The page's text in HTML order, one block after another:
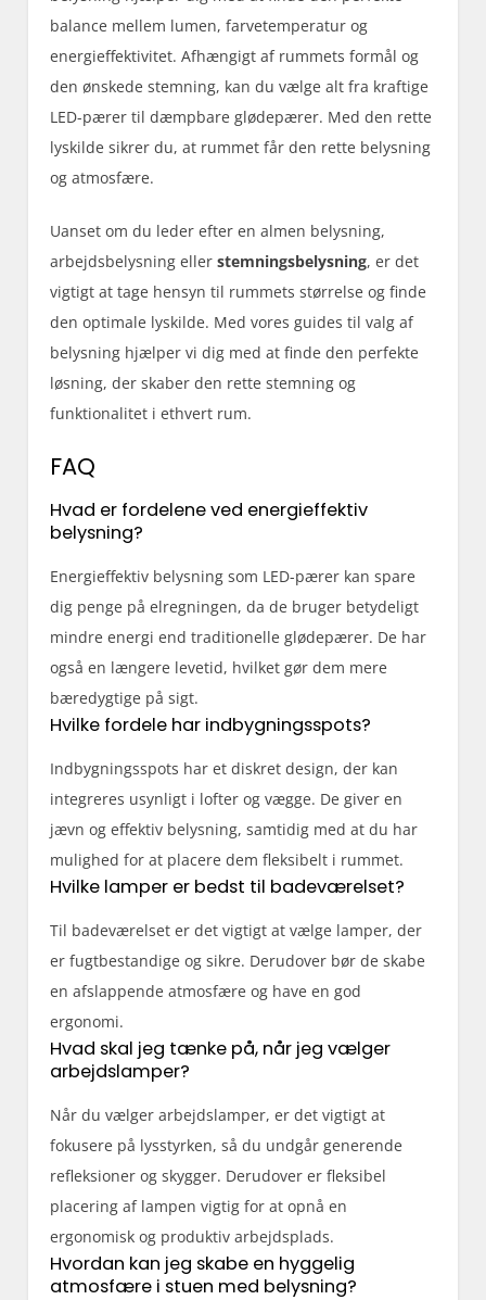
balance mellem lumen, farvetemperatur og
energieffektivitet. Afhængigt af rummets formål og
den ønskede stemning, kan du vælge alt fra kraftige
LED-pærer til dæmpbare glødepærer. Med den rette
lyskilde sikrer du, at rummet får den rette belysning
og atmosfære.
Uanset om du leder efter en almen belysning,
arbejdsbelysning ellerstemningsbelysning, er det
vigtigt at tage hensyn til rummets størrelse og finde
den optimale lyskilde. Med voresguides til valg af
belysning hjælper vi dig med at finde den perfekte
løsning, der skaber den rette stemning og
funktionalitet i ethvert rum.
FAQ
Hvad er fordelene ved energieffektiv
belysning?
Energieffektiv belysning som LED-pærer kan spare
dig penge på elregningen, da de bruger betydeligt
mindre energi end traditionelle glødepærer. De har
også en længere levetid, hvilket gør dem mere
bæredygtige på sigt.
Hvilke fordele har indbygningsspots?
Indbygningsspots har et diskret design, der kan
integreres usynligt i lofter og vægge. De giver en
jævn og effektiv belysning, samtidig med at du har
mulighed for at placere dem fleksibelt i rummet.
Hvilke lamper er bedst til badeværelset?
Til badeværelset er det vigtigt at vælge lamper, der
er fugtbestandige og sikre. Derudover bør de skabe
en afslappende atmosfære og have en god
ergonomi.
Hvad skal jeg tænke på, når jeg vælger
arbejdslamper?
Når du vælger arbejdslamper, er det vigtigt at
fokusere på lysstyrken, så du undgår generende
refleksioner og skygger. Derudover er fleksibel
placering af lampen vigtig for at opnå en
ergonomisk og produktiv arbejdsplads.
Hvordan kan jeg skabe en hyggelig
atmosfære i stuen med belysning?